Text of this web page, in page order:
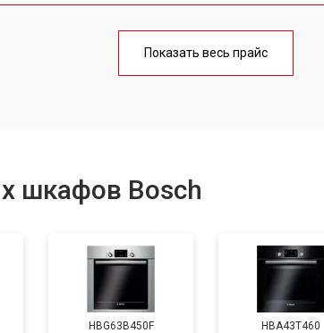
от 90 мин
от 120 мин
Показать весь прайс
шкафов Bosch
HBG63B450F HBA43T460